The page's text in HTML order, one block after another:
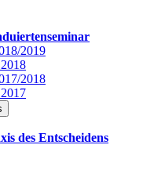
2019
2018
des Entscheidens